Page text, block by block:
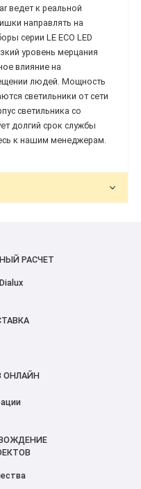
ведет к реальной
направлять на
серии LE ECO LED
уровень мерцания
влияние на
людей. Мощность
светильники от сети
светильника со
долгий срок службы
к нашим менеджерам.
РАСЧЕТ
ОНЛАЙН